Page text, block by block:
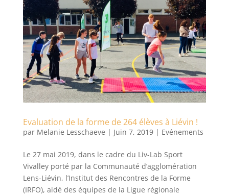
Evaluation de la forme de 264 élèves à Liévin !
par Melanie Lesschaeve | Juin 7, 2019| Evénements
Le 27 mai 2019, dans le cadre du Liv-Lab Sport
Vivalley porté par la Communauté d’agglomération
Lens-Liévin, l’Institut des Rencontres de la Forme
(IRFO), aidé des équipes de la Ligue régionale